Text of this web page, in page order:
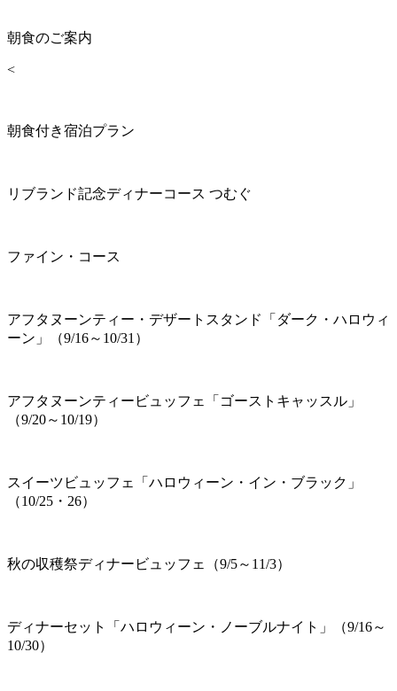
朝食のご案内
<
朝食付き宿泊プラン
リブランド記念ディナーコース つむぐ
ファイン・コース
アフタヌーンティー・デザートスタンド「ダーク・ハロウィ
ーン」（9/16～10/31）
アフタヌーンティービュッフェ「ゴーストキャッスル」
（9/20～10/19）
スイーツビュッフェ「ハロウィーン・イン・ブラック」
（10/25・26）
秋の収穫祭ディナービュッフェ（9/5～11/3）
ディナーセット「ハロウィーン・ノーブルナイト」（9/16～
10/30）